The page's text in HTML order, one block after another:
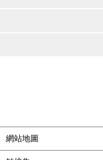
網站地圖